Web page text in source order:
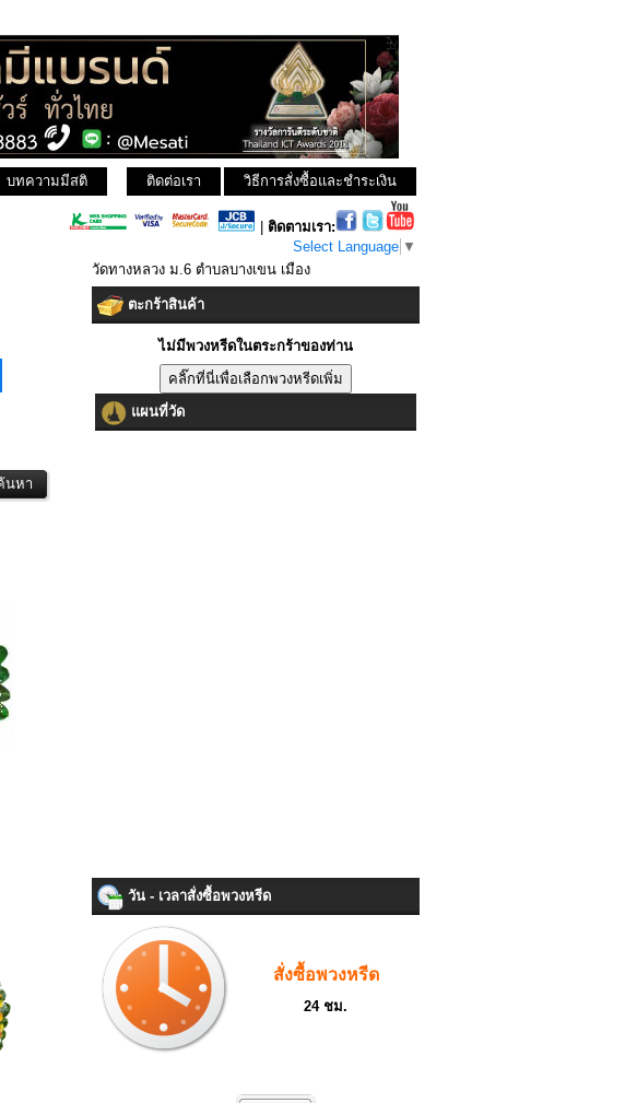
บทความมีสติ วิธีการสั่งซื้อและชำระเงิน
ติดต่อเรา
ติดตามเรา:
Select Language ▼
วัดทางหลวง ม.6 ตำบลบางเขน เมือง
ตะกร้าสินค้า
ไม่มีพวงหรีดในตระกร้าของท่าน
แผนที่วัด
วัน - เวลาสั่งซื้อพวงหรีด
สั่งซื้อพวงหรีด
24 ชม.